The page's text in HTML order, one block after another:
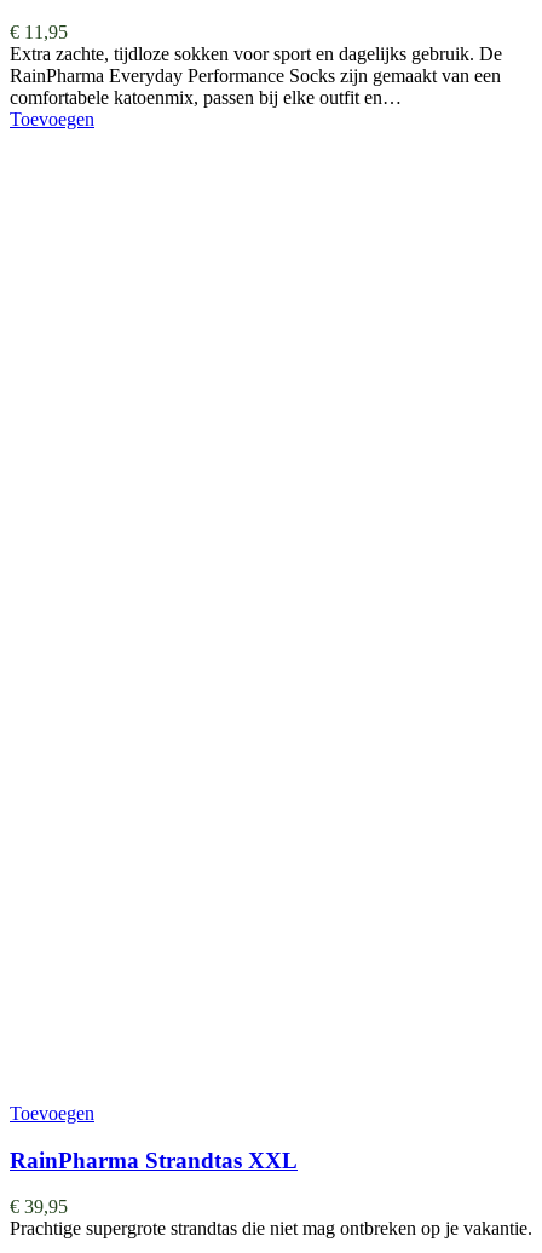
€ 11,95
Extra zachte, tijdloze sokken voor sport en dagelijks gebruik. De
RainPharma Everyday Performance Socks zijn gemaakt van een
comfortabele katoenmix, passen bij elke outfit en…
Toevoegen
Toevoegen
RainPharma Strandtas XXL
€ 39,95
Prachtige supergrote strandtas die niet mag ontbreken op je vakantie.